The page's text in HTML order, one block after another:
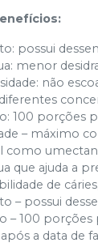
possui
menor
não
100 porções
– máximo
como
que ajuda a
de
– possui
– 100 porções
a data de